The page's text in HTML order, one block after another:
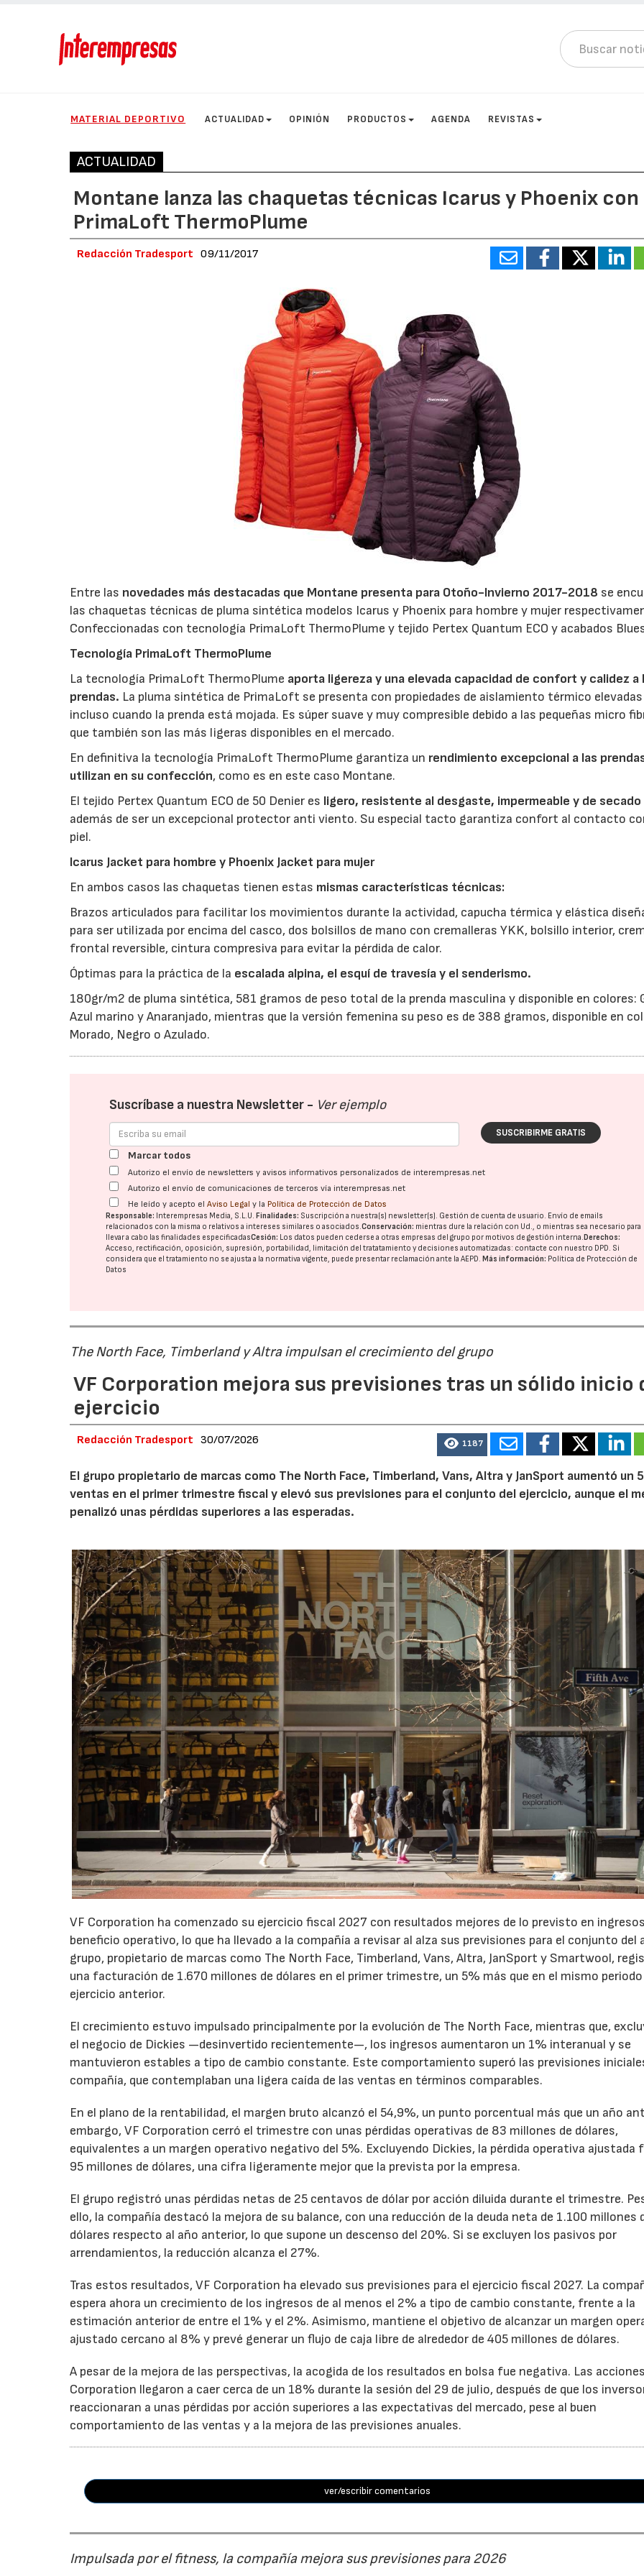
MATERIAL DEPORTIVO ACTUALIDAD OPINIÓN PRODUCTOS AGENDA REVISTAS
ACTUALIDAD
Montane lanza las chaquetas técnicas Icarus y Phoenix con
PrimaLoft ThermoPlume
Redacción Tradesport 09/11/2017
Entre las novedades más destacadas que Montane presenta para Otoño-Invierno 2017-2018 se
las chaquetas técnicas de pluma sintética modelos Icarus y Phoenix para hombre y mujer
Confeccionadas con tecnología PrimaLoft ThermoPlume y tejido Pertex Quantum ECO y acabados
Tecnología PrimaLoft ThermoPlume
La tecnología PrimaLoft ThermoPlume aporta ligereza y una elevada capacidad de confort y calidez a
prendas. La pluma sintética de PrimaLoft se presenta con propiedades de aislamiento térmico elevadas
incluso cuando la prenda está mojada. Es súper suave y muy compresible debido a las pequeñas micro
que también son las más ligeras disponibles en el mercado.
En definitiva la tecnología PrimaLoft ThermoPlume garantiza un rendimiento excepcional a las
utilizan en su confección, como es en este caso Montane.
El tejido Pertex Quantum ECO de 50 Denier es ligero, resistente al desgaste, impermeable y de secado
además de ser un excepcional protector anti viento. Su especial tacto garantiza confort al contacto
piel.
Icarus Jacket para hombre y Phoenix Jacket para mujer
En ambos casos las chaquetas tienen estas mismas características técnicas:
Brazos articulados para facilitar los movimientos durante la actividad, capucha térmica y elástica
para ser utilizada por encima del casco, dos bolsillos de mano con cremalleras YKK, bolsillo interior,
frontal reversible, cintura compresiva para evitar la pérdida de calor.
Óptimas para la práctica de la escalada alpina, el esquí de travesía y el senderismo.
180gr/m2 de pluma sintética, 581 gramos de peso total de la prenda masculina y disponible en colores:
Azul marino y Anaranjado, mientras que la versión femenina su peso es de 388 gramos, disponible en
Morado, Negro o Azulado.
Suscríbase a nuestra Newsletter - Ver ejemplo
SUSCRIBIRME GRATIS
Marcar todos
Autorizo el envío de newsletters y avisos informativos personalizados de interempresas.net
Autorizo el envío de comunicaciones de terceros vía interempresas.net
He leído y acepto elAviso Legal y la Política de Protección de Datos
Responsable: Interempresas Media, S.L.U.Finalidades: Suscripción a nuestra(s) newsletter(s). Gestión de cuenta de usuario. Envío de emails
relacionados con la misma o relativos a intereses similares o asociados.Conservación: mientras dure la relación con Ud., o mientras sea necesario para
llevar a cabo las finalidades especificadasCesión: Los datos pueden cederse a otras empresas del grupo por motivos de gestión interna.Derechos:
Acceso, rectificación, oposición, supresión, portabilidad, limitación del tratatamiento y decisiones automatizadas: contacte con nuestro DPD. Si
considera que el tratamiento no se ajusta a la normativa vigente, puede presentar reclamación ante laAEPD.Más información: Política de Protección de
Datos
The North Face, Timberland y Altra impulsan el crecimiento del grupo
VF Corporation mejora sus previsiones tras un sólido inicio
ejercicio
Redacción Tradesport 30/07/2026 1187
El grupo propietario de marcas como The North Face, Timberland, Vans, Altra y JanSport aumentó un
ventas en el primer trimestre fiscal y elevó sus previsiones para el conjunto del ejercicio, aunque el
penalizó unas pérdidas superiores a las esperadas.
VF Corporation ha comenzado su ejercicio fiscal 2027 con resultados mejores de lo previsto en
beneficio operativo, lo que ha llevado a la compañía a revisar al alza sus previsiones para el conjunto del
grupo, propietario de marcas como The North Face, Timberland, Vans, Altra, JanSport y Smartwool,
una facturación de 1.670 millones de dólares en el primer trimestre, un 5% más que en el mismo
ejercicio anterior.
El crecimiento estuvo impulsado principalmente por la evolución de The North Face, mientras que,
el negocio de Dickies —desinvertido recientemente—, los ingresos aumentaron un 1% interanual y se
mantuvieron estables a tipo de cambio constante. Este comportamiento superó las previsiones
compañía, que contemplaban una ligera caída de las ventas en términos comparables.
En el plano de la rentabilidad, el margen bruto alcanzó el 54,9%, un punto porcentual más que un año
embargo, VF Corporation cerró el trimestre con unas pérdidas operativas de 83 millones de dólares,
equivalentes a un margen operativo negativo del 5%. Excluyendo Dickies, la pérdida operativa ajustada
95 millones de dólares, una cifra ligeramente mejor que la prevista por la empresa.
El grupo registró unas pérdidas netas de 25 centavos de dólar por acción diluida durante el trimestre.
ello, la compañía destacó la mejora de su balance, con una reducción de la deuda neta de 1.100 millones
dólares respecto al año anterior, lo que supone un descenso del 20%. Si se excluyen los pasivos por
arrendamientos, la reducción alcanza el 27%.
Tras estos resultados, VF Corporation ha elevado sus previsiones para el ejercicio fiscal 2027. La
espera ahora un crecimiento de los ingresos de al menos el 2% a tipo de cambio constante, frente a la
estimación anterior de entre el 1% y el 2%. Asimismo, mantiene el objetivo de alcanzar un margen
ajustado cercano al 8% y prevé generar un flujo de caja libre de alrededor de 405 millones de dólares.
A pesar de la mejora de las perspectivas, la acogida de los resultados en bolsa fue negativa. Las
Corporation llegaron a caer cerca de un 18% durante la sesión del 29 de julio, después de que los
reaccionaran a unas pérdidas por acción superiores a las expectativas del mercado, pese al buen
comportamiento de las ventas y a la mejora de las previsiones anuales.
ver/escribir comentarios
Impulsada por el fitness, la compañía mejora sus previsiones para 2026